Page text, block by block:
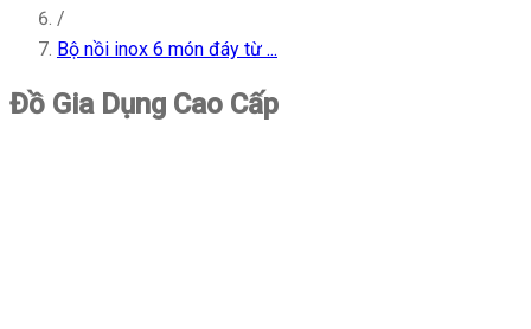
/
Bộ nồi inox 6 món đáy từ ...
Đồ Gia Dụng Cao Cấp